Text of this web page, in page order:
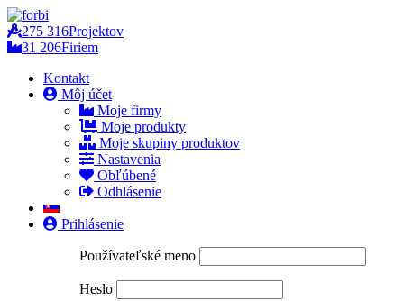
275 316Projektov
31 206Firiem
Kontakt
Môj účet
Moje firmy
Moje produkty
Moje skupiny produktov
Nastavenia
Obľúbené
Odhlásenie
Prihlásenie
Používateľské meno
Heslo